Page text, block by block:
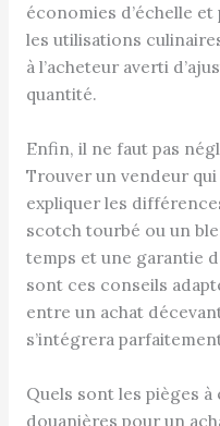
économies d’échelle
les utilisations
à l’acheteur averti
quantité.
Enfin, il ne faut pas
Trouver un vendeur
expliquer les
scotch tourbé ou un
temps et une garantie
sont ces conseils
entre un achat
s’intégrera
Quels sont les pièges
douanières pour un